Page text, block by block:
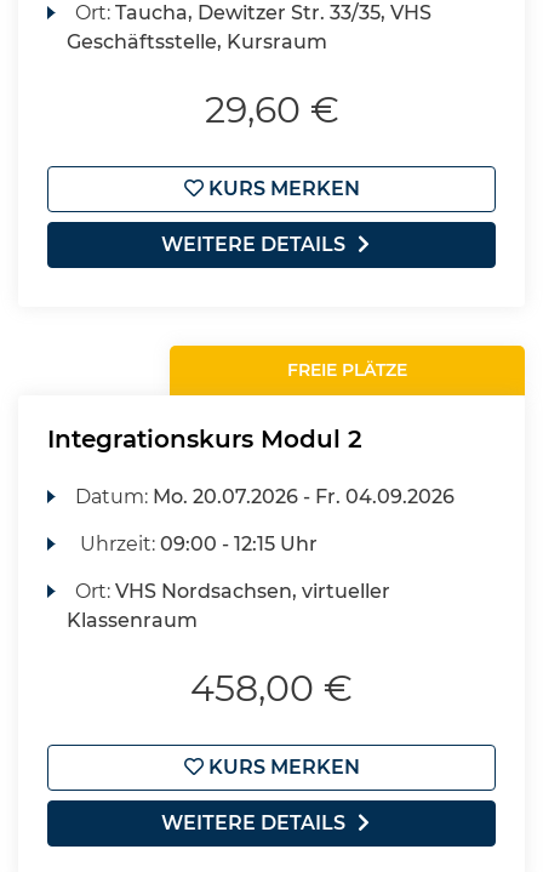
Ort:Taucha, Dewitzer Str. 33/35, VHS
Geschäftsstelle, Kursraum
29,60 €
KURS MERKEN
WEITERE DETAILS
FREIE PLÄTZE
Integrationskurs Modul 2
Datum: Mo. 20.07.2026 - Fr. 04.09.2026
Uhrzeit:09:00 - 12:15 Uhr
Ort:VHS Nordsachsen, virtueller
Klassenraum
458,00 €
KURS MERKEN
WEITERE DETAILS